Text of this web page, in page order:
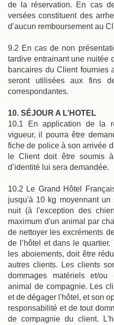
de la réservation. En cas
versées constituent des
d’aucun remboursement au
9.2 En cas de non
tardive entrainant une nuitée
bancaires du Client fournies
seront utilisées aux fins
correspondantes.
10. SÉJOUR A L’HOTEL
10.1 En application de la
vigueur, il pourra être
fiche de police à son arrivée
le Client doit être soumis
d’identité lui sera demandée.
10.2 Le Grand Hôtel
jusqu'à 10 kg moyennant
nuit (à l'exception des
maximum d'un animal par
de nettoyer les excréments
de l’hôtel et dans le
les aboiements, doit être
autres clients. Les clients
dommages matériels et/
animal de compagnie. Les
et de dégager l'hôtel, et son
responsabilité et de tout
de compagnie du client.